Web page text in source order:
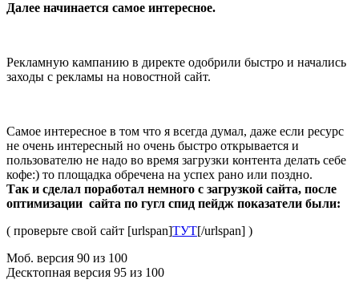
Далее начинается самое интересное.
Рекламную кампанию в директе одобрили быстро и начались
заходы с рекламы на новостной сайт.
Самое интересное в том что я всегда думал, даже если ресурс
не очень интересный но очень быстро открывается и
пользователю не надо во время загрузки контента делать себе
кофе:) то площадка обречена на успех рано или поздно.
Так и сделал поработал немного с загрузкой сайта, после
оптимизации сайта по гугл спид пейдж показатели были:
( проверьте свой сайт [urlspan]ТУТ[/urlspan] )
Моб. версия 90 из 100
Десктопная версия 95 из 100